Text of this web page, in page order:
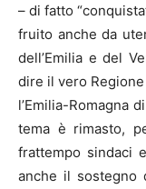
– di fatto
fruito anche da
dell’Emilia e del
dire il vero
l’Emilia-Romagna
tema è rimasto,
frattempo sindaci
anche il sostegno